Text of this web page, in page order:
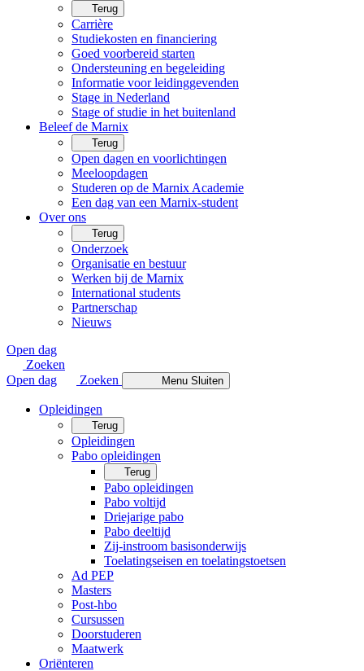
Terug
Carrière
Studiekosten en financiering
Goed voorbereid starten
Ondersteuning en begeleiding
Informatie voor leidinggevenden
Stage in Nederland
Stage of studie in het buitenland
Beleef de Marnix
Terug
Open dagen en voorlichtingen
Meeloopdagen
Studeren op de Marnix Academie
Een dag van een Marnix-student
Over ons
Terug
Onderzoek
Organisatie en bestuur
Werken bij de Marnix
International students
Partnerschap
Nieuws
Open dag
Zoeken
Open dag
Zoeken Menu Sluiten
Opleidingen
Terug
Opleidingen
Pabo opleidingen
Terug
Pabo opleidingen
Pabo voltijd
Driejarige pabo
Pabo deeltijd
Zij-instroom basisonderwijs
Toelatingseisen en toelatingstoetsen
Ad PEP
Masters
Post-hbo
Cursussen
Doorstuderen
Maatwerk
Oriënteren